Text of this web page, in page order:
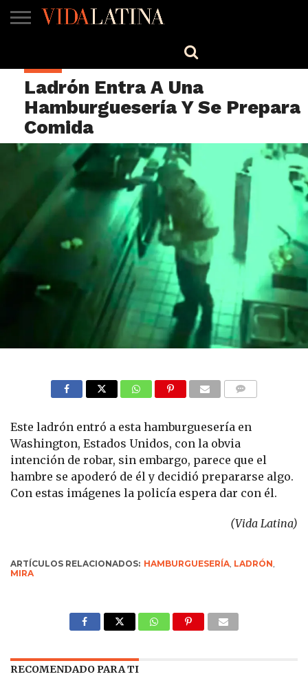
TV
Ladrón Entra A Una
Hamburguesería Y Se Prepara
Comida
Este ladrón entró a esta hamburguesería en
Washington, Estados Unidos, con la obvia
intención de robar, sin embargo, parece que el
hambre se apoderó de él y decidió prepararse algo.
Con estas imágenes la policía espera dar con él.
(Vida Latina)
ARTÍCULOS RELACIONADOS: HAMBURGUESERÍA, LADRÓN,
MIRA
RECOMENDADO PARA TI